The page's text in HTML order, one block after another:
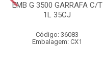
EMB G 3500 GARRAFA C/T
1L 35CJ
Código: 36083
Embalagem: CX1